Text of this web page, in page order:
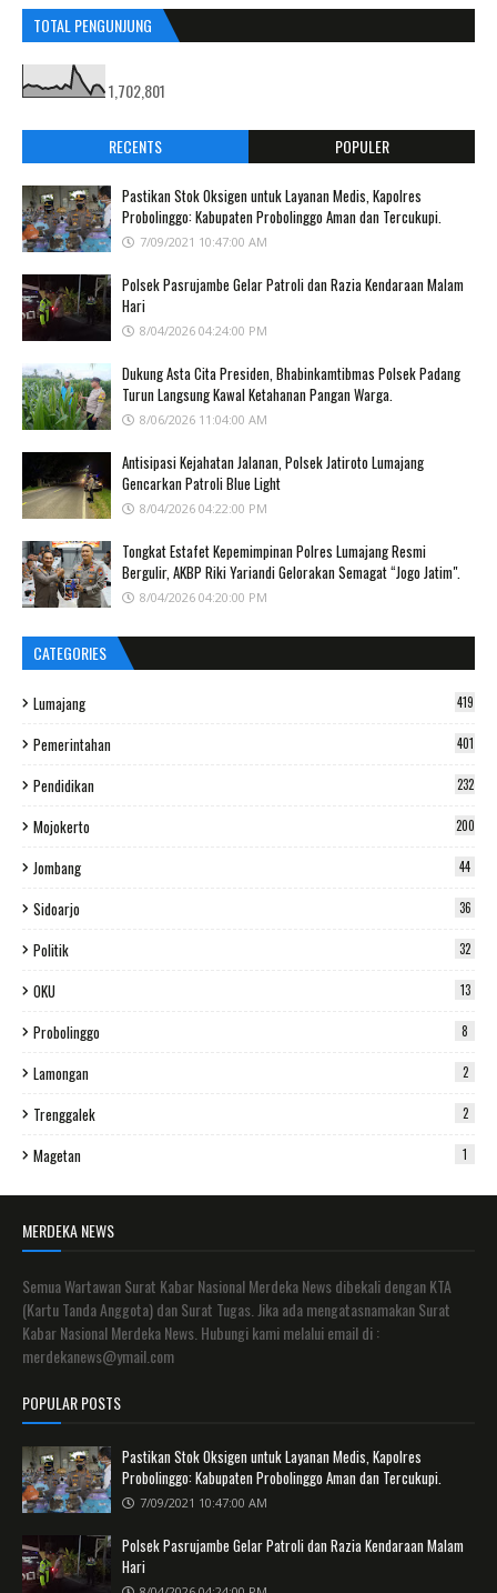
TOTAL PENGUNJUNG
1,702,801
RECENTS POPULER
Pastikan Stok Oksigen untuk Layanan Medis, Kapolres
Probolinggo: Kabupaten Probolinggo Aman dan Tercukupi.
7/09/2021 10:47:00 AM
Polsek Pasrujambe Gelar Patroli dan Razia Kendaraan Malam
Hari
8/04/2026 04:24:00 PM
Dukung Asta Cita Presiden, Bhabinkamtibmas Polsek Padang
Turun Langsung Kawal Ketahanan Pangan Warga.
8/06/2026 11:04:00 AM
Antisipasi Kejahatan Jalanan, Polsek Jatiroto Lumajang
Gencarkan Patroli Blue Light
8/04/2026 04:22:00 PM
Tongkat Estafet Kepemimpinan Polres Lumajang Resmi
Bergulir, AKBP Riki Yariandi Gelorakan Semagat “Jogo Jatim".
8/04/2026 04:20:00 PM
CATEGORIES
Lumajang 419
Pemerintahan 401
Pendidikan 232
Mojokerto 200
Jombang 44
Sidoarjo 36
Politik 32
OKU 13
Probolinggo 8
Lamongan 2
Trenggalek 2
Magetan 1
MERDEKA NEWS
Semua Wartawan Surat Kabar Nasional Merdeka News dibekali dengan KTA
(Kartu Tanda Anggota) dan Surat Tugas. Jika ada mengatasnamakan Surat
Kabar Nasional Merdeka News. Hubungi kami melalui email di :
merdekanews@ymail.com
POPULAR POSTS
Pastikan Stok Oksigen untuk Layanan Medis, Kapolres
Probolinggo: Kabupaten Probolinggo Aman dan Tercukupi.
7/09/2021 10:47:00 AM
Polsek Pasrujambe Gelar Patroli dan Razia Kendaraan Malam
Hari